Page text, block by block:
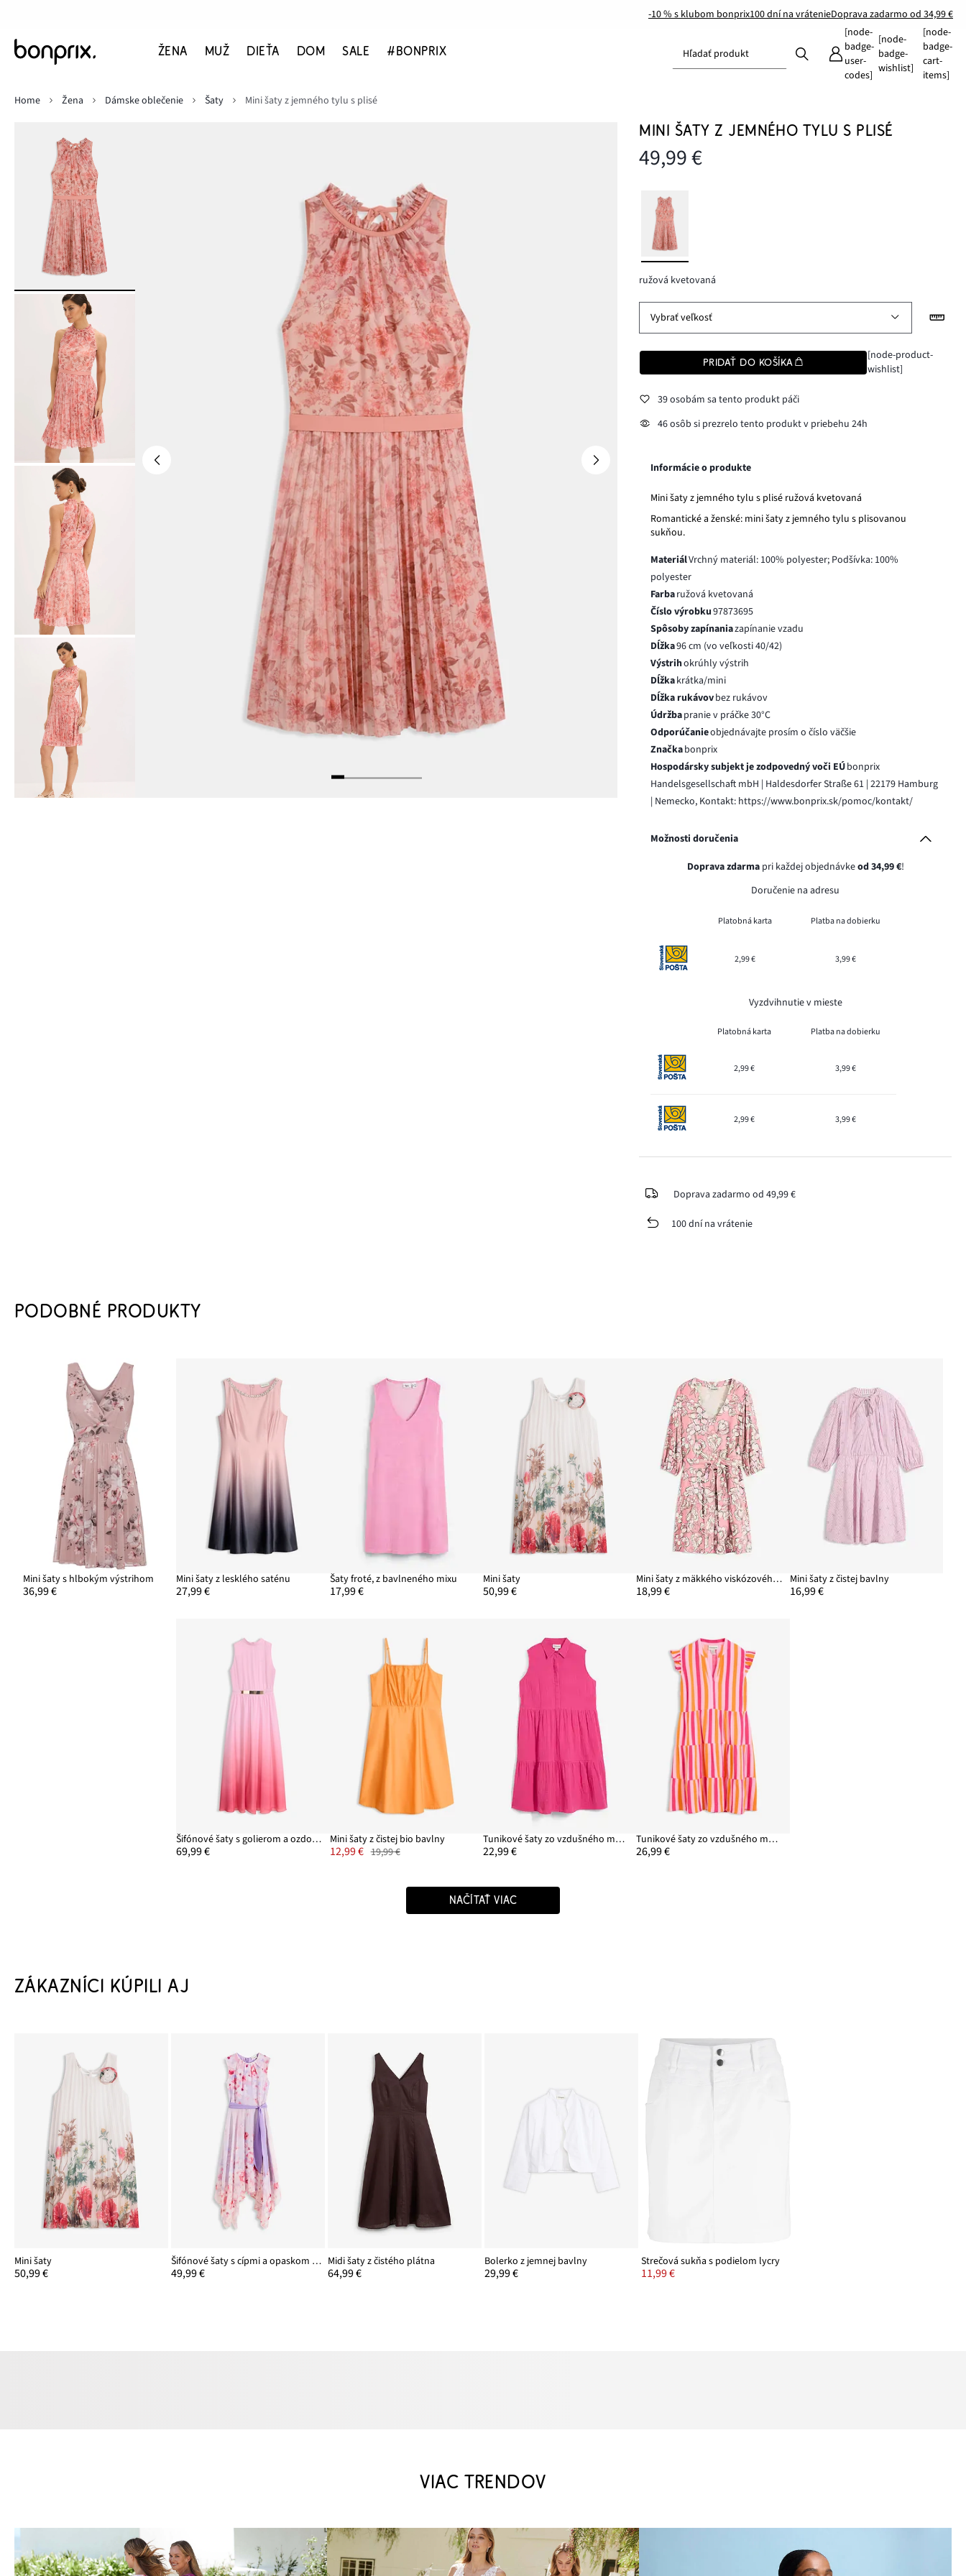
-10 % s klubom bonprix100 dní na vrátenieDoprava zadarmo od 34,99 €
ŽENA MUŽ DIEŤA DOM SALE #BONPRIX Hľadať produkt
[node-
badge-
user-
codes]
[node-
badge-
wishlist]
[node-
badge-
cart-
items]
Home
Žena Dámske oblečenie Šaty Mini šaty z jemného tylu s plisé
MINI ŠATY Z JEMNÉHO TYLU S PLISÉ
49,99 €
ružová kvetovaná
Vybrať veľkosť
PRIDAŤ DO KOŠÍKA
[node-product-
wishlist]
39 osobám sa tento produkt páči
46 osôb si prezrelo tento produkt v priebehu 24h
Informácie o produkte
Mini šaty z jemného tylu s plisé ružová kvetovaná
Romantické a ženské: mini šaty z jemného tylu s plisovanou
sukňou.
MateriálVrchný materiál: 100% polyester; Podšívka: 100%
polyester
Farbaružová kvetovaná
Číslo výrobku97873695
Spôsoby zapínaniazapínanie vzadu
Dĺžka96 cm (vo veľkosti 40/42)
Výstrihokrúhly výstrih
Dĺžkakrátka/mini
Dĺžka rukávovbez rukávov
Údržbapranie v práčke 30°C
Odporúčanieobjednávajte prosím o číslo väčšie
Značkabonprix
Hospodársky subjekt je zodpovedný voči EÚbonprix
Handelsgesellschaft mbH | Haldesdorfer Straße 61 | 22179 Hamburg
| Nemecko, Kontakt: https://www.bonprix.sk/pomoc/kontakt/
Možnosti doručenia
Doprava zdarmapri každej objednávkeod 34,99 €!
Doručenie na adresu
Platobná karta Platba na dobierku
2,99 € 3,99 €
Vyzdvihnutie v mieste
Platobná karta Platba na dobierku
2,99 € 3,99 €
2,99 € 3,99 €
Doprava zadarmo od 49,99 €
100 dní na vrátenie
PODOBNÉ PRODUKTY
Mini šaty s hlbokým výstrihom
36,99 €
Mini šaty z lesklého saténu
27,99 €
Šaty froté, z bavlneného mixu
17,99 €
Mini šaty
50,99 €
Mini šaty z mäkkého viskózového mixu
18,99 €
Mini šaty z čistej bavlny
16,99 €
Šifónové šaty s golierom a ozdobným prvkom na páse
69,99 €
Mini šaty z čistej bio bavlny
12,99 € 19,99 €
Tunikové šaty zo vzdušného mušelínu
22,99 €
Tunikové šaty zo vzdušného mušelínu
26,99 €
NAČÍTAŤ VIAC
ZÁKAZNÍCI KÚPILI AJ
Mini šaty
50,99 €
Šifónové šaty s cípmi a opaskom na zaviazanie
49,99 €
Midi šaty z čistého plátna
64,99 €
Bolerko z jemnej bavlny
29,99 €
Strečová sukňa s podielom lycry
11,99 €
VIAC TRENDOV